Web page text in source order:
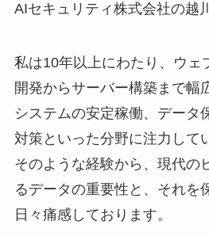
AIセキュリティ株式会社の越
私は10年以上にわたり、ウェ
開発からサーバー構築まで幅
システムの安定稼働、データ
対策といった分野に注力して
そのような経験から、現代の
るデータの重要性と、それを
日々痛感しております。